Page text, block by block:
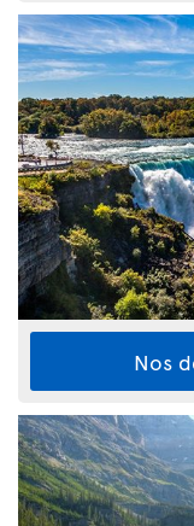
Nos